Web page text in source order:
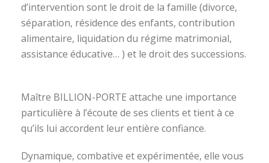
d’intervention sont le droit de la famille (divorce,
séparation, résidence des enfants, contribution
alimentaire, liquidation du régime matrimonial,
assistance éducative… ) et le droit des successions.
Maître BILLION-PORTE attache une importance
particulière à l’écoute de ses clients et tient à ce
qu’ils lui accordent leur entière confiance.
Dynamique, combative et expérimentée, elle vous